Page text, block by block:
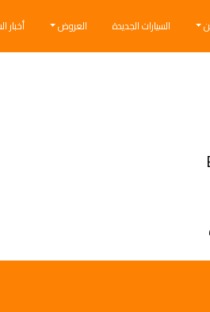
السيارات الجديدة العروض أخبار